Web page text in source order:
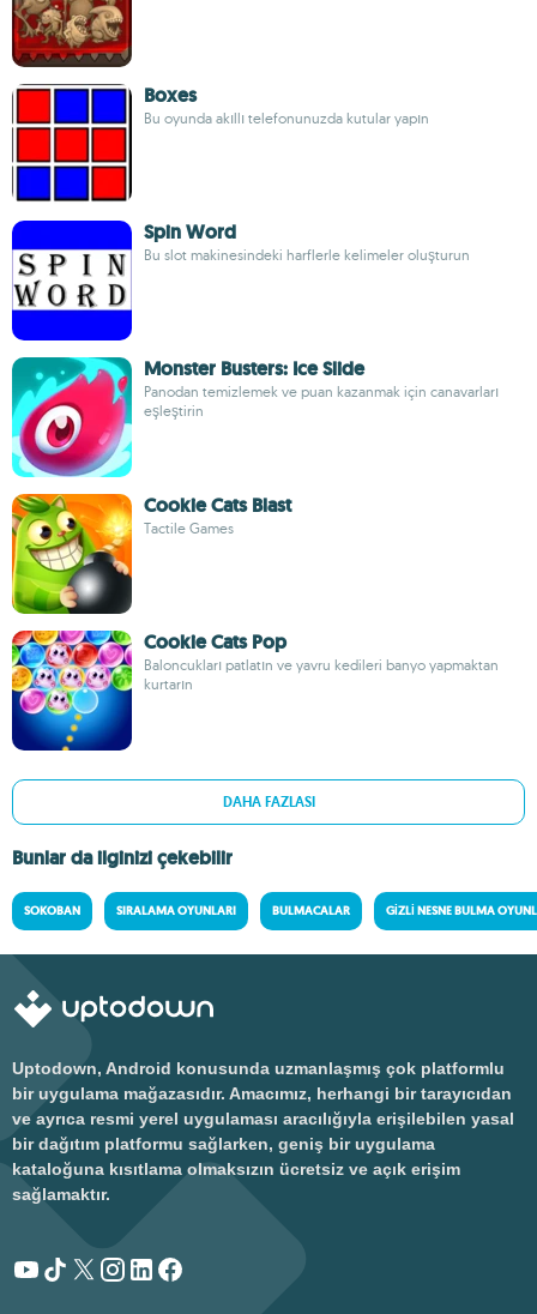
Boxes
Bu oyunda akıllı telefonunuzda kutular yapın
Spin Word
Bu slot makinesindeki harflerle kelimeler oluşturun
Monster Busters: Ice Slide
Panodan temizlemek ve puan kazanmak için canavarları
eşleştirin
Cookie Cats Blast
Tactile Games
Cookie Cats Pop
Baloncukları patlatın ve yavru kedileri banyo yapmaktan
kurtarın
DAHA FAZLASI
Bunlar da ilginizi çekebilir
SOKOBAN SIRALAMA OYUNLARI BULMACALAR GIZLI NESNE BULMA
Uptodown, Android konusunda uzmanlaşmış çok platformlu
bir uygulama mağazasıdır. Amacımız, herhangi bir tarayıcıdan
ve ayrıca resmi yerel uygulaması aracılığıyla erişilebilen yasal
bir dağıtım platformu sağlarken, geniş bir uygulama
kataloğuna kısıtlama olmaksızın ücretsiz ve açık erişim
sağlamaktır.